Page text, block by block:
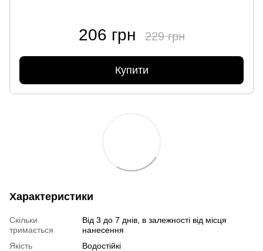
206 грн 229 грн
Купити
Характеристики
Скільки
тримається
Від 3 до 7 днів, в залежності від місця
нанесення
Якість
Водостійкі